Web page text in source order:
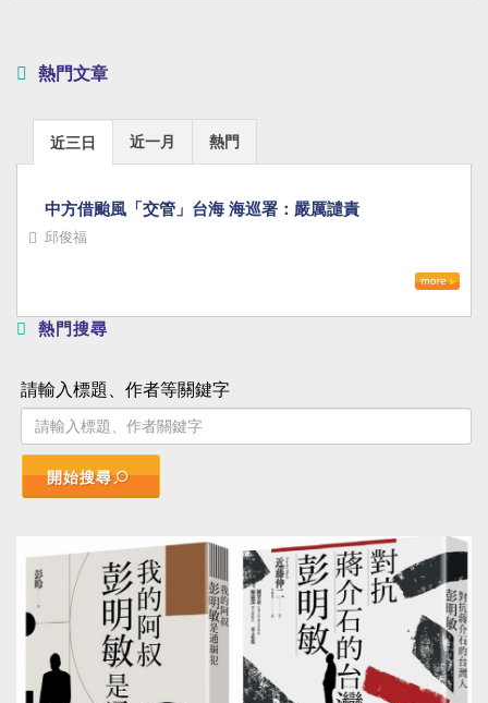
熱門文章
近三日 近一月 熱門
中方借颱風「交管」台海 海巡署：嚴厲譴責
邱俊福
熱門搜尋
請輸入標題、作者等關鍵字
開始搜尋